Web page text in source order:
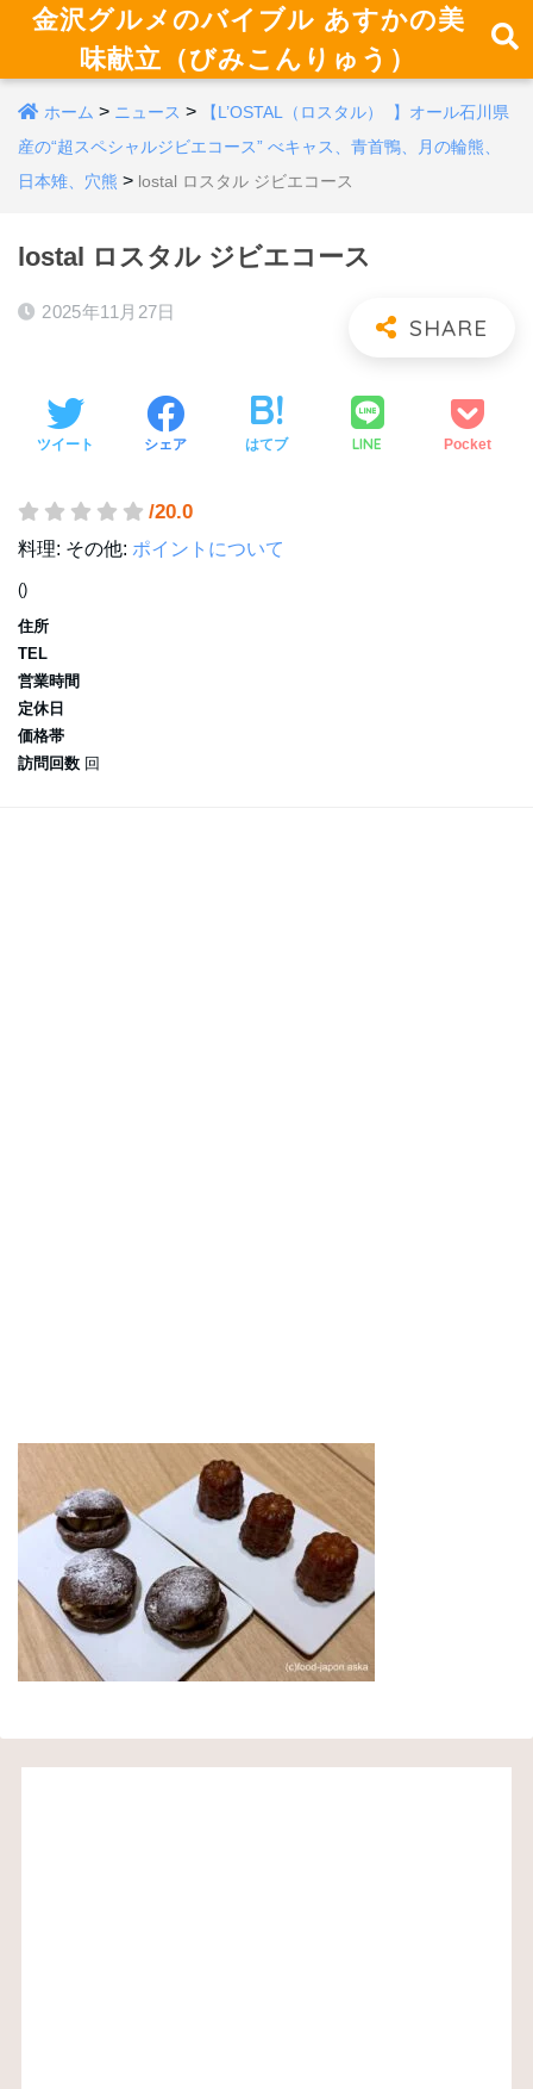
金沢グルメのバイブル あすかの美
味献立（びみこんりゅう）
ホーム > ニュース >
【L’OSTAL（ロスタル） 】オール石川県
産の“超スペシャルジビエコース” べキャス、青首鴨、月の輪熊、
日本雉、穴熊 > lostal ロスタル ジビエコース
lostal ロスタル ジビエコース
2025年11月27日
ツイート シェア はてブ LINE Pocket
/20.0
料理: その他: ポイントについて
()
住所
TEL
営業時間
定休日
価格帯
訪問回数 回